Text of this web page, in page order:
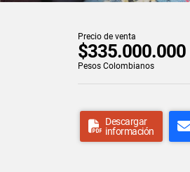
Precio de venta
$335.000.000
Pesos Colombianos
Descargar
información